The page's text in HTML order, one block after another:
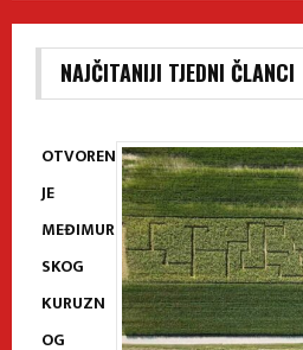
NAJČITANIJI TJEDNI ČLANCI
OTVOREN
JE
MEĐIMUR
SKOG
KURUZN
OG